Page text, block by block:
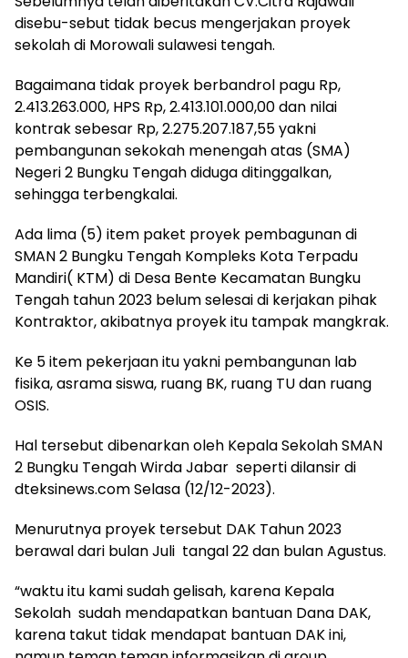
disebu-sebut tidak becus mengerjakan proyek
sekolah di Morowali sulawesi tengah.
Bagaimana tidak proyek berbandrol pagu Rp,
2.413.263.000, HPS Rp, 2.413.101.000,00 dan nilai
kontrak sebesar Rp, 2.275.207.187,55 yakni
pembangunan sekokah menengah atas (SMA)
Negeri 2 Bungku Tengah diduga ditinggalkan,
sehingga terbengkalai.
Ada lima (5) item paket proyek pembagunan di
SMAN 2 Bungku Tengah Kompleks Kota Terpadu
Mandiri( KTM) di Desa Bente Kecamatan Bungku
Tengah tahun 2023 belum selesai di kerjakan pihak
Kontraktor, akibatnya proyek itu tampak mangkrak.
Ke 5 item pekerjaan itu yakni pembangunan lab
fisika, asrama siswa, ruang BK, ruang TU dan ruang
OSIS.
Hal tersebut dibenarkan oleh Kepala Sekolah SMAN
2 Bungku Tengah Wirda Jabar seperti dilansir di
dteksinews.com Selasa (12/12-2023).
Menurutnya proyek tersebut DAK Tahun 2023
berawal dari bulan Juli tangal 22 dan bulan Agustus.
“waktu itu kami sudah gelisah, karena Kepala
Sekolah sudah mendapatkan bantuan Dana DAK,
karena takut tidak mendapat bantuan DAK ini,